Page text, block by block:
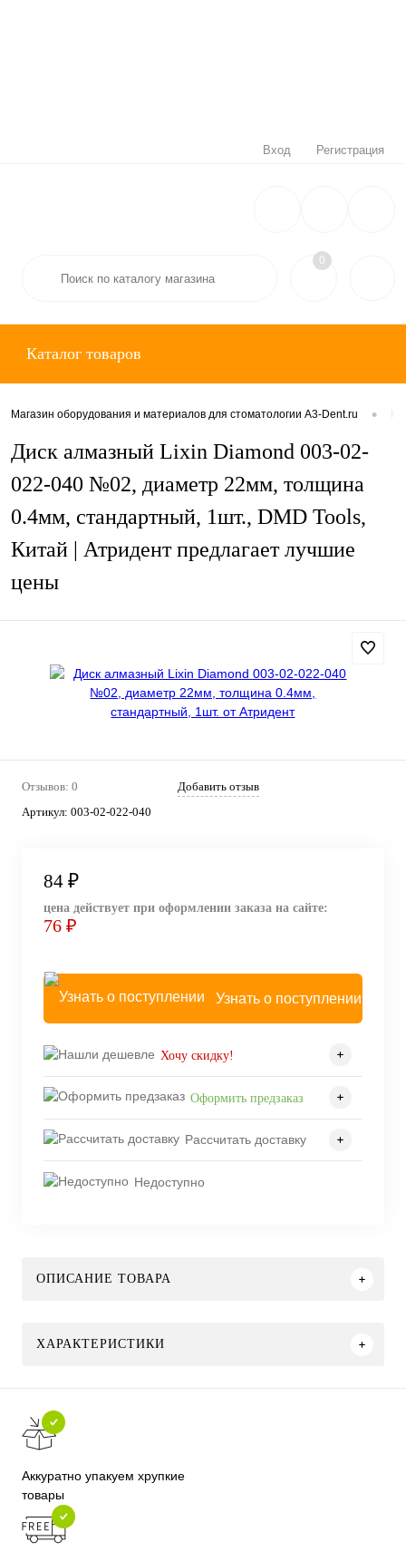
Вход Регистрация
0
Каталог товаров
Магазин оборудования и материалов для стоматологии A3-Dent.ru •
Диск алмазный Lixin Diamond 003-02-
022-040 №02, диаметр 22мм, толщина
0.4мм, стандартный, 1шт., DMD Tools,
Китай | Атридент предлагает лучшие
цены
Отзывов: 0
Добавить отзыв
Артикул: 003-02-022-040
84 ₽
цена действует при оформлении заказа на сайте:
76 ₽
Узнать о поступлении
Хочу скидку!
Оформить предзаказ
Рассчитать доставку
Недоступно
ОПИСАНИЕ ТОВАРА
ХАРАКТЕРИСТИКИ
Аккуратно упакуем хрупкие
товары